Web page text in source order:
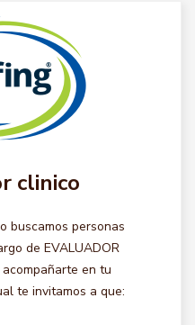
clinico
buscamos personas
de EVALUADOR
acompañarte en tu
te invitamos a que: